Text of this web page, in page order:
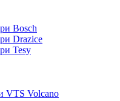
Bosch
Drazice
Tesy
VTS Volcano